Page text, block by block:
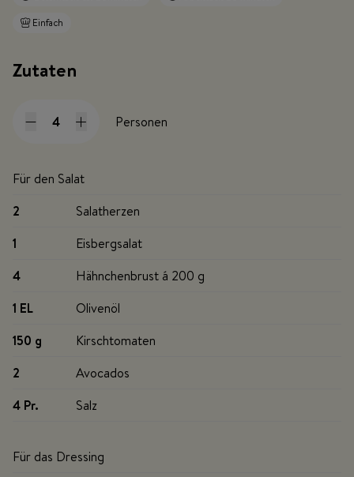
Einfach
Zutaten
Personen
Für den Salat
2
Salatherzen
1
Eisbergsalat
4
Hähnchenbrust á 200 g
1 EL
Olivenöl
150 g
Kirschtomaten
2
Avocados
4 Pr. Salz
Für das Dressing